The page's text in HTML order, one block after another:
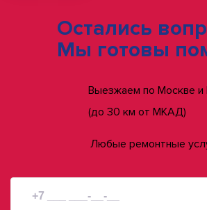
Остались
Мы готовы
Выезжаем по Москве
(до 30 км от МКАД)
Любые ремонтные